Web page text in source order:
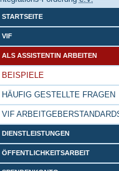
STARTSEITE
VIF
ALS ASSISTENTIN ARBEITEN
BEISPIELE
HÄUFIG GESTELLTE FRAGEN
VIF
DIENSTLEISTUNGEN
ÖFFENTLICHKEITSARBEIT